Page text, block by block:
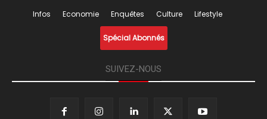
Infos Economie Enquêtes Culture Lifestyle
Spécial Abonnés
SUIVEZ-NOUS